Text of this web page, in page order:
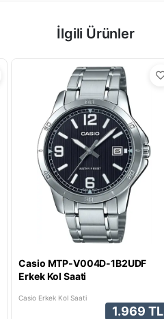
İlgili Ürünler
Casio MTP-V004D-1B2UDF
Erkek Kol Saati
Casio Erkek Kol Saati
1.969 TL